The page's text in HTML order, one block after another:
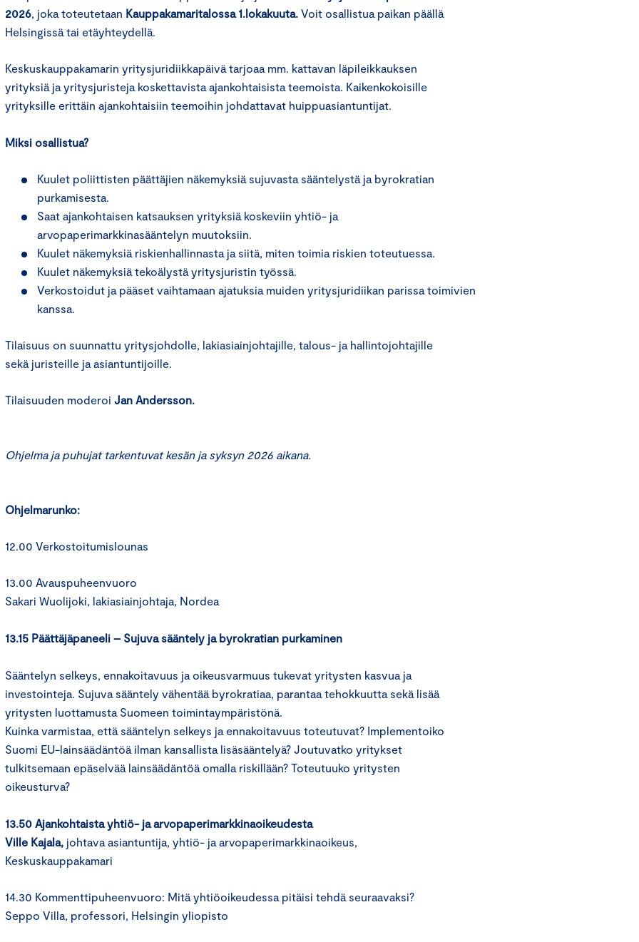
2026, joka toteutetaan Kauppakamaritalossa 1.lokakuuta. Voit osallistua paikan päällä
Helsingissä tai etäyhteydellä.
Keskuskauppakamarin yritysjuridiikkapäivä tarjoaa mm. kattavan läpileikkauksen
yrityksiä ja yritysjuristeja koskettavista ajankohtaisista teemoista. Kaikenkokoisille
yrityksille erittäin ajankohtaisiin teemoihin johdattavat huippuasiantuntijat.
Miksi osallistua?
Kuulet poliittisten päättäjien näkemyksiä sujuvasta sääntelystä ja byrokratian
purkamisesta.
Saat ajankohtaisen katsauksen yrityksiä koskeviin yhtiö- ja
arvopaperimarkkinasääntelyn muutoksiin.
Kuulet näkemyksiä riskienhallinnasta ja siitä, miten toimia riskien toteutuessa.
Kuulet näkemyksiä tekoälystä yritysjuristin työssä.
Verkostoidut ja pääset vaihtamaan ajatuksia muiden yritysjuridiikan parissa toimivien
kanssa.
Tilaisuus on suunnattu yritysjohdolle, lakiasiainjohtajille, talous- ja hallintojohtajille
sekä juristeille ja asiantuntijoille.
Tilaisuuden moderoi Jan Andersson.
Ohjelma ja puhujat tarkentuvat kesän ja syksyn 2026 aikana.
Ohjelmarunko:
12.00 Verkostoitumislounas
13.00 Avauspuheenvuoro
Sakari Wuolijoki, lakiasiainjohtaja, Nordea
13.15 Päättäjäpaneeli – Sujuva sääntely ja byrokratian purkaminen
Sääntelyn selkeys, ennakoitavuus ja oikeusvarmuus tukevat yritysten kasvua ja
investointeja. Sujuva sääntely vähentää byrokratiaa, parantaa tehokkuutta sekä lisää
yritysten luottamusta Suomeen toimintaympäristönä.
Kuinka varmistaa, että sääntelyn selkeys ja ennakoitavuus toteutuvat? Implementoiko
Suomi EU-lainsäädäntöä ilman kansallista lisäsääntelyä? Joutuvatko yritykset
tulkitsemaan epäselvää lainsäädäntöä omalla riskillään? Toteutuuko yritysten
oikeusturva?
13.50 Ajankohtaista yhtiö- ja arvopaperimarkkinaoikeudesta
Ville Kajala, johtava asiantuntija, yhtiö- ja arvopaperimarkkinaoikeus,
Keskuskauppakamari
14.30 Kommenttipuheenvuoro: Mitä yhtiöoikeudessa pitäisi tehdä seuraavaksi?
Seppo Villa, professori, Helsingin yliopisto